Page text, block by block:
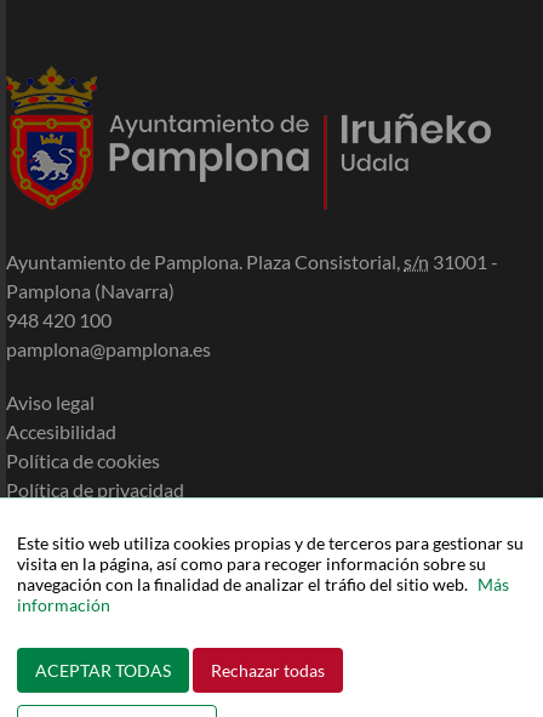
Este sitio web utiliza cookies propias y de terceros para gestionar su
visita en la página, así como para recoger información sobre su
navegación con la finalidad de analizar el tráfio del sitio web. Más
información
ACEPTAR TODAS Rechazar todas
Ayuntamiento de Pamplona. Plaza Consistorial, s/n 31001 -
Pamplona (Navarra)
948 420 100
pamplona@pamplona.es
Aviso legal
Accesibilidad
Política de cookies
Política de privacidad
Ayuda